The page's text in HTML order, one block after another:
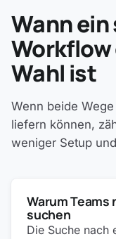
Wann
Wahl ist
Wenn beide
liefern können,
weniger Setup
Warum
suchen
Die Suche nach